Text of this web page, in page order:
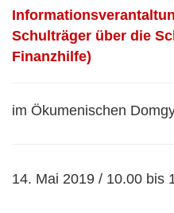
Schulträger über die
Finanzhilfe)
im Ökumenischen
14. Mai 2019 / 10.00 bis